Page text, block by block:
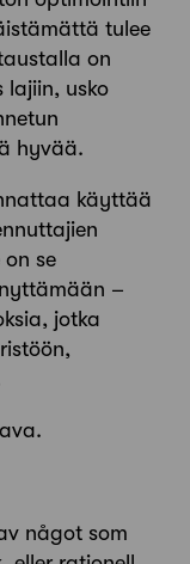
tulee
on
lajiin, usko
hyvää.
käyttää
se
–
jotka
något som